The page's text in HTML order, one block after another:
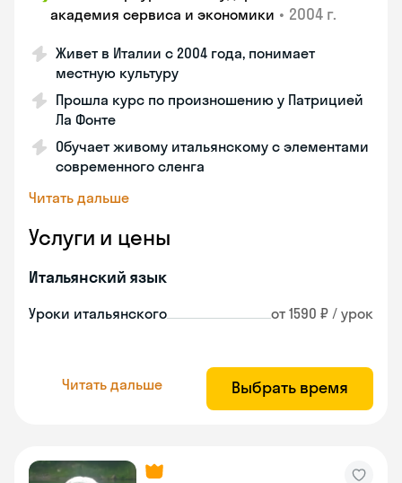
академия сервиса и экономики • 2004 г.
Живет в Италии с 2004 года, понимает
местную культуру
Прошла курс по произношению у Патрицией
Ла Фонте
Обучает живому итальянскому с элементами
современного сленга
Читать дальше
Услуги и цены
Итальянский язык
Уроки итальянского от 1590 ₽ / урок
Читать дальше Выбрать время